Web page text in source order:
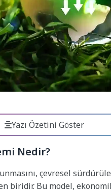
Yazı Özetini Göster
Nedir?
çevresel
biridir. Bu model,